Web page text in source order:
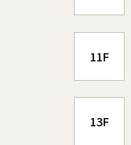
11F
13F